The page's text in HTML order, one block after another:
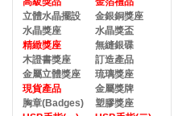
立體水晶擺設
金銀銅獎座
水晶獎座
水晶獎盃
精緻獎座
無縫銀碟
木證書獎座
訂造產品
金屬立體獎座
琉璃獎座
現貨產品
金屬獎牌
胸章(Badges)
塑膠獎座